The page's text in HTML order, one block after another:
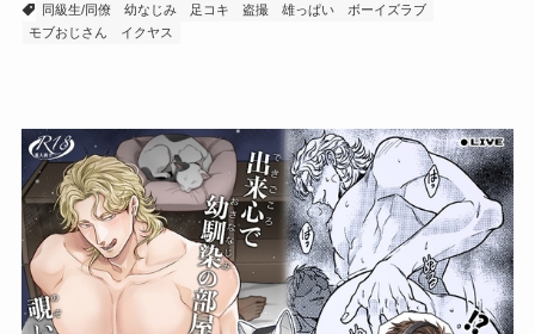
同級生/同僚
幼なじみ 足コキ 盗撮 雄っぱい
ボーイズラブ
モブおじさん
イクヤス